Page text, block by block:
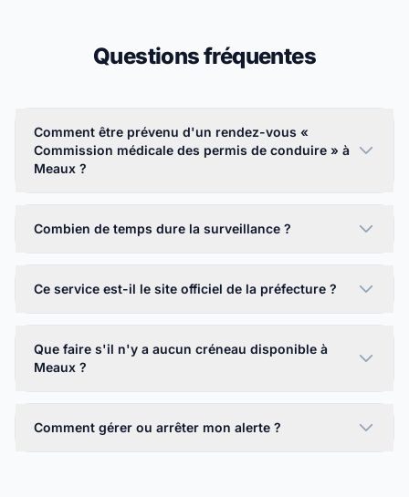
Questions fréquentes
Comment être prévenu d'un rendez-vous «
Commission médicale des permis de conduire » à
Meaux ?
Combien de temps dure la surveillance ?
Ce service est-il le site officiel de la préfecture ?
Que faire s'il n'y a aucun créneau disponible à
Meaux ?
Comment gérer ou arrêter mon alerte ?